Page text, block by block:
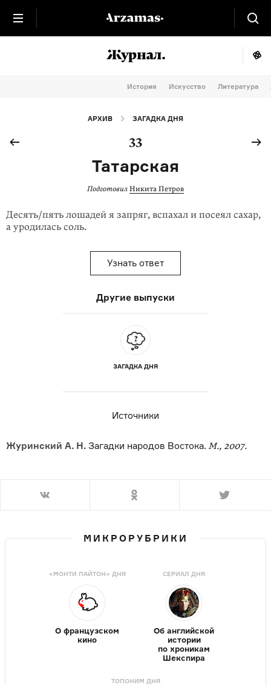
История Искусство Литература
АРХИВ ЗАГАДКА ДНЯ
33
Татарская
Подготовил Никита Петров
Десять/пять лошадей я запряг, вспахал и посеял сахар,
а уродилась соль.
Узнать ответ
Другие выпуски
ЗАГАДКА ДНЯ
Источники
Журинский А. Н. Загадки народов Востока. М., 2007.
МИКРОРУБРИКИ
«МОНТИ ПАЙТОН» ДНЯ
О французском
кино
СЕРИАЛ ДНЯ
Об английской
истории
по хроникам
Шекспира
ТОПОНИМ ДНЯ